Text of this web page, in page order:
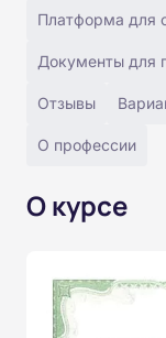
Платформа для
Документы для
Отзывы
О профессии
О курсе